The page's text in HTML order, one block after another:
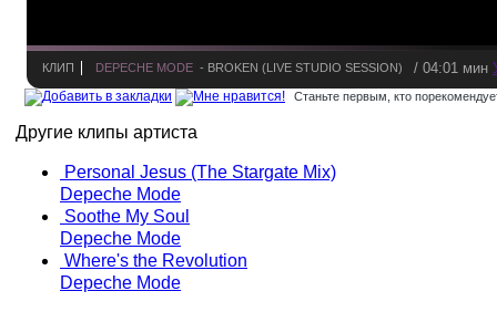
КЛИП DEPECHE MODE - BROKEN (LIVE STUDIO SESSION) / 04:01 мин
Станьте первым, кто
Другие клипы артиста
Personal Jesus (The Stargate Mix)
Depeche Mode
Soothe My Soul
Depeche Mode
Where's the Revolution
Depeche Mode